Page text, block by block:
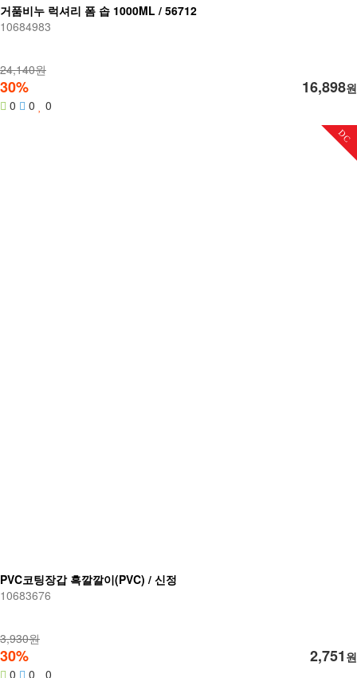
거품비누 럭셔리 폼 솝 1000ML / 56712
10684983
24,140원
30% 16,898원
0
0 0
DC
PVC코팅장갑 흑깔깔이(PVC) / 신정
10683676
3,930원
30% 2,751 원
0
0 0